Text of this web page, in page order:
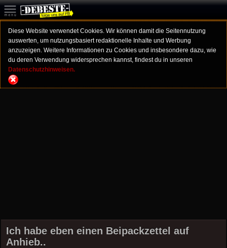
Diese Website verwendet Cookies. Wir können damit die Seitennutzung
auswerten, um nutzungsbasiert redaktionelle Inhalte und Werbung
anzuzeigen. Weitere Informationen zu Cookies und insbesondere dazu, wie
du deren Verwendung widersprechen kannst, findest du in unseren
Datenschutzhinweisen.
Ich habe eben einen Beipackzettel auf
Anhieb..